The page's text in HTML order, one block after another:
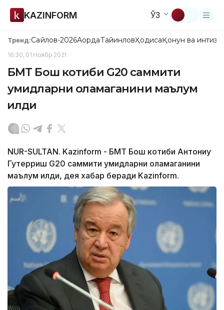
KAZINFORM ЎЗ
Тренд:Сайлов-2026АқордаТайинловҲодисаҚонун ва
16:30, 01 Ноябр 2021
БМТ Бош котиби G20 саммити
умидларни оқламаганини маълум
қилди
NUR-SULTAN. Kazinform - БМТ Бош котиби Aнтониу
Гутерриш G20 саммити умидларни оқламаганини
маълум қилди, дея хабар беради Kazinform.